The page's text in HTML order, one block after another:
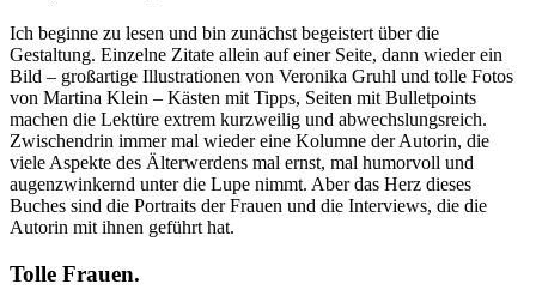
Ich beginne zu lesen und bin zunächst begeistert über die
Gestaltung. Einzelne Zitate allein auf einer Seite, dann wieder ein
Bild – großartige Illustrationen von Veronika Gruhl und tolle Fotos
von Martina Klein – Kästen mit Tipps, Seiten mit Bulletpoints
machen die Lektüre extrem kurzweilig und abwechslungsreich.
Zwischendrin immer mal wieder eine Kolumne der Autorin, die
viele Aspekte des Älterwerdens mal ernst, mal humorvoll und
augenzwinkernd unter die Lupe nimmt. Aber das Herz dieses
Buches sind die Portraits der Frauen und die Interviews, die die
Autorin mit ihnen geführt hat.
Tolle Frauen.